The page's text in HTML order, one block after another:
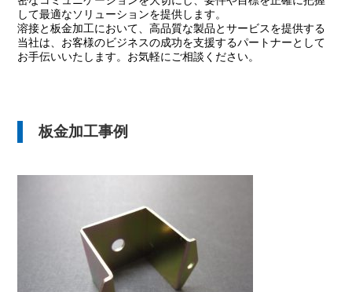
して最適なソリューションを提供します。
溶接と板金加工において、高品質な製品とサービスを提供する
当社は、お客様のビジネスの成功を支援するパートナーとして
お手伝いいたします。お気軽にご相談ください。
板金加工事例